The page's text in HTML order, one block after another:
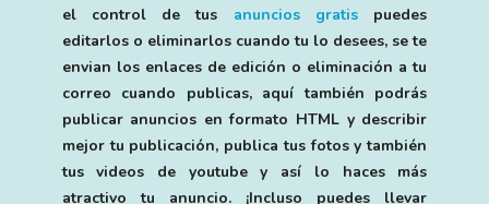
el control de tus anuncios gratispuedes
editarlos o eliminarlos cuando tu lo desees, se te
envian los enlaces de edición o eliminación a tu
correo cuando publicas, aquí también podrás
publicar anuncios en formato HTML y describir
mejor tu publicación, publica tus fotos y también
tus videos de youtube y así lo haces más
atractivo tu anuncio. ¡Incluso puedes llevar